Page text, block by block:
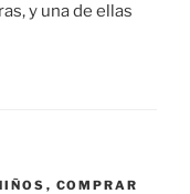
y una de ellas
, COMPRAR